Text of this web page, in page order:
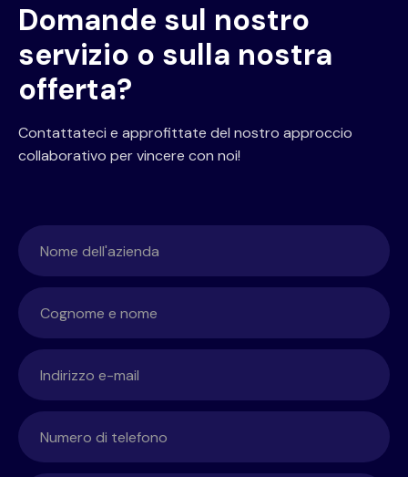
Domande sul nostro
servizio o sulla nostra
offerta?
Contattateci e approfittate del nostro approccio
collaborativo per vincere con noi!